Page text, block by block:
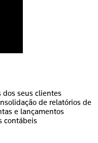
dos seus clientes
de relatórios de
e lançamentos
contábeis